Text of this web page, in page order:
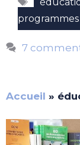
programmes
7
Accueil »